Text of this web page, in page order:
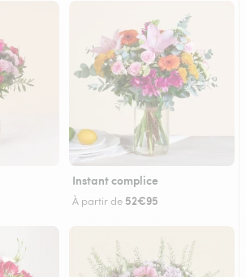
Instant complice
À partir de 52€95